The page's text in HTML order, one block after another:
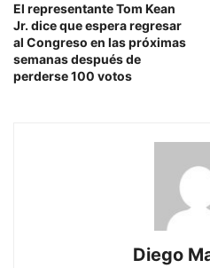
El representante Tom Kean
Jr. dice que espera regresar
al Congreso en las próximas
semanas después de
perderse 100 votos
Diego